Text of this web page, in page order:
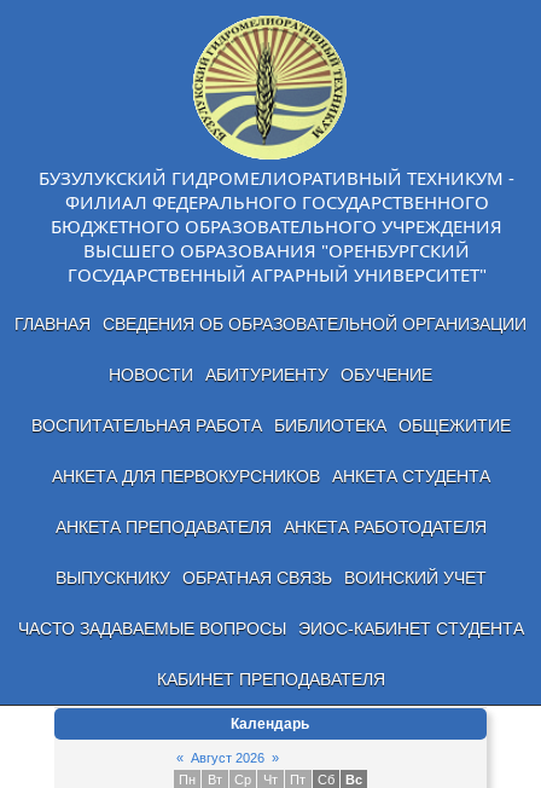
БУЗУЛУКСКИЙ ГИДРОМЕЛИОРАТИВНЫЙ ТЕХНИКУМ -
ФИЛИАЛ ФЕДЕРАЛЬНОГО ГОСУДАРСТВЕННОГО
БЮДЖЕТНОГО ОБРАЗОВАТЕЛЬНОГО УЧРЕЖДЕНИЯ
ВЫСШЕГО ОБРАЗОВАНИЯ "ОРЕНБУРГСКИЙ
ГОСУДАРСТВЕННЫЙ АГРАРНЫЙ УНИВЕРСИТЕТ"
ГЛАВНАЯ СВЕДЕНИЯ ОБ ОБРАЗОВАТЕЛЬНОЙ ОРГАНИЗАЦИИ
НОВОСТИ АБИТУРИЕНТУ ОБУЧЕНИЕ
ВОСПИТАТЕЛЬНАЯ РАБОТА БИБЛИОТЕКА ОБЩЕЖИТИЕ
АНКЕТА ДЛЯ ПЕРВОКУРСНИКОВ АНКЕТА СТУДЕНТА
АНКЕТА ПРЕПОДАВАТЕЛЯ АНКЕТА РАБОТОДАТЕЛЯ
ВЫПУСКНИКУ ОБРАТНАЯ СВЯЗЬ ВОИНСКИЙ УЧЕТ
ЧАСТО ЗАДАВАЕМЫЕ ВОПРОСЫ ЭИОС-КАБИНЕТ СТУДЕНТА
КАБИНЕТ ПРЕПОДАВАТЕЛЯ
Календарь
« Август 2026 »
Пн
Вт Ср Чт Пт Сб
Вс